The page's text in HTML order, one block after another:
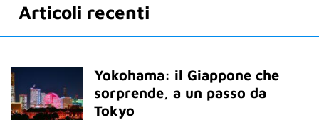
Articoli recenti
Yokohama: il Giappone che
sorprende, a un passo da
Tokyo